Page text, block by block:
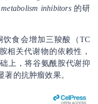
inhibitors的研
食会增加三羧酸（TC
相关代谢物的依赖性，
上，将谷氨酰胺代谢抑
的抗肿瘤效果。